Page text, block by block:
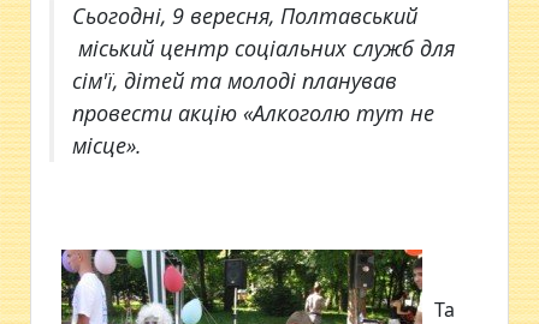
Сьогодні, 9 вересня, Полтавський
міський центр соціальних служб для
сім'ї, дітей та молоді планував
провести акцію «Алкоголю тут не
місце».
Та